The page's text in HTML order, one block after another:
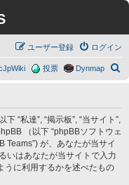
ログイン
ユーザー登録
Dynmap
投票
“私達”, “掲示板”, “当サイト”,
（以下 “phpBBソフトウェ
Teams”) が、あなたが当サイ
いはあなたが当サイトで入力
うに利用するかを述べたもの